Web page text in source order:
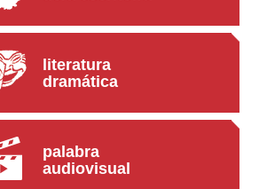
literatura
dramática
palabra
audiovisual